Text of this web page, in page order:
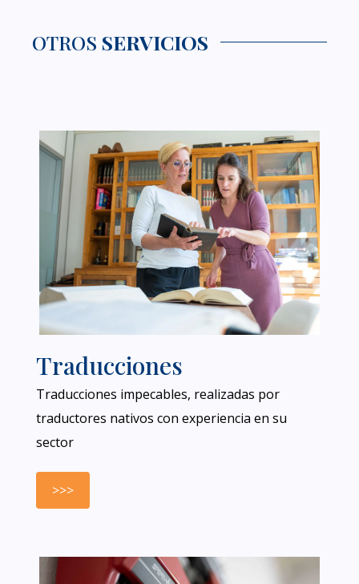
OTROS SERVICIOS
Traducciones
Traducciones impecables, realizadas por
traductores nativos con experiencia en su
sector
>>>